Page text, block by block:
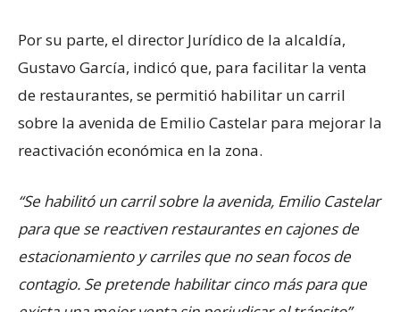
Por su parte, el director Jurídico de la alcaldía,
Gustavo García, indicó que, para facilitar la venta
de restaurantes, se permitió habilitar un carril
sobre la avenida de Emilio Castelar para mejorar la
reactivación económica en la zona.
“Se habilitó un carril sobre la avenida, Emilio Castelar
para que se reactiven restaurantes en cajones de
estacionamiento y carriles que no sean focos de
contagio. Se pretende habilitar cinco más para que